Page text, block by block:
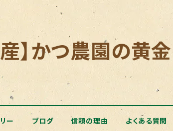
産】かつ農園の黄
ー ブログ 信頼の理由 よくある質問